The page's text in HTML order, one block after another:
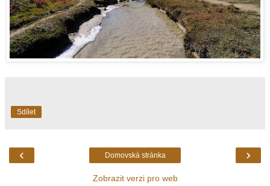
Sdílet
‹ ›
Domovská stránka
Zobrazit verzi pro web